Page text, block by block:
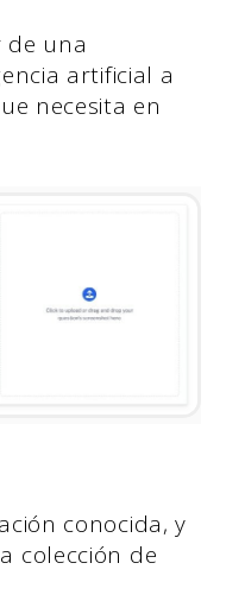
de una
artificial a
necesita en
conocida, y
colección de